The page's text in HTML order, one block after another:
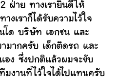
ฝ่าย ทางเรายินดีให้
งเราก็ได้รับความไว้ใจ
โด บริษัท เอกชน และ
มากครับ เด็กติดรถ และ
อง ซึ่งปกติแล้วผมจะขับ
มงานที่ไว้ใจได้ไปแทนครับ